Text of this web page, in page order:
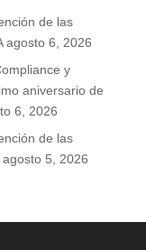
de las
agosto 6, 2026
y
aniversario de
6, 2026
de las
agosto 5, 2026